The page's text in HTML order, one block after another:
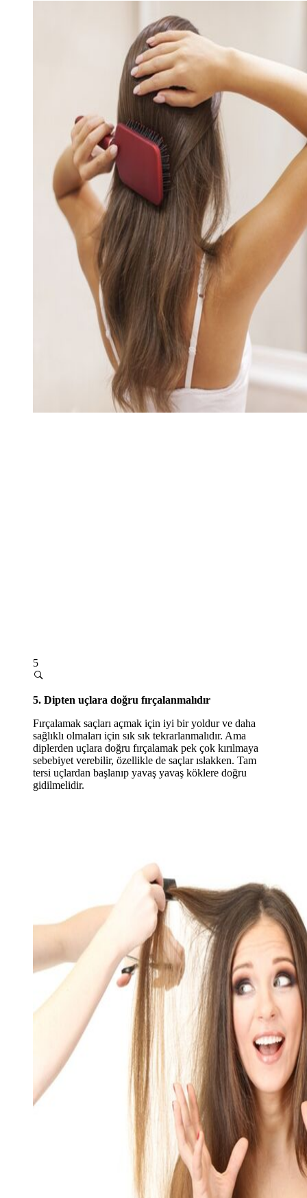
5
5. Dipten uçlara doğru fırçalanmalıdır
Fırçalamak saçları açmak için iyi bir yoldur ve daha
sağlıklı olmaları için sık sık tekrarlanmalıdır. Ama
diplerden uçlara doğru fırçalamak pek çok kırılmaya
sebebiyet verebilir, özellikle de saçlar ıslakken. Tam
tersi uçlardan başlanıp yavaş yavaş köklere doğru
gidilmelidir.